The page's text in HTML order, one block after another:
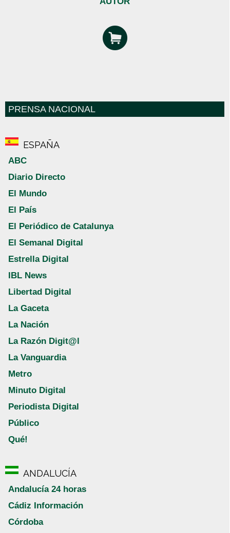
PRENSA NACIONAL
ESPAÑA
ABC
Diario Directo
El Mundo
El País
El Periódico de Catalunya
El Semanal Digital
Estrella Digital
IBL News
Libertad Digital
La Gaceta
La Nación
La Razón Digit@l
La Vanguardia
Metro
Minuto Digital
Periodista Digital
Público
Qué!
ANDALUCÍA
Andalucía 24 horas
Cádiz Información
Córdoba